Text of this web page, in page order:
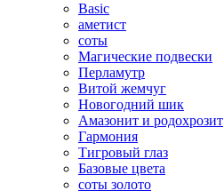
Basic
аметист
соты
Магические подвески
Перламутр
Витой жемчуг
Новогодний шик
Амазонит и родохрозит
Гармония
Тигровый глаз
Базовые цвета
соты золото